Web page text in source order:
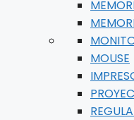
MOUSE